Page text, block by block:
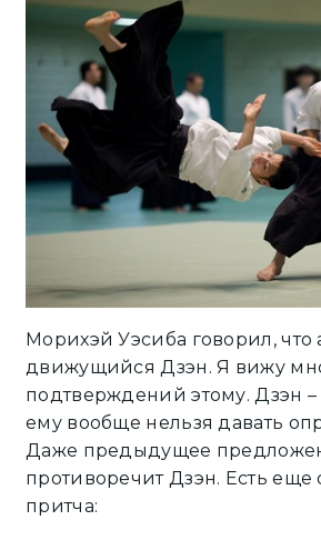
Морихэй Уэсиба говорил, что
движущийся Дзэн. Я вижу
подтверждений этому. Дзэн –
ему вообще нельзя давать
Даже предыдущее
противоречит Дзэн. Есть еще
притча: